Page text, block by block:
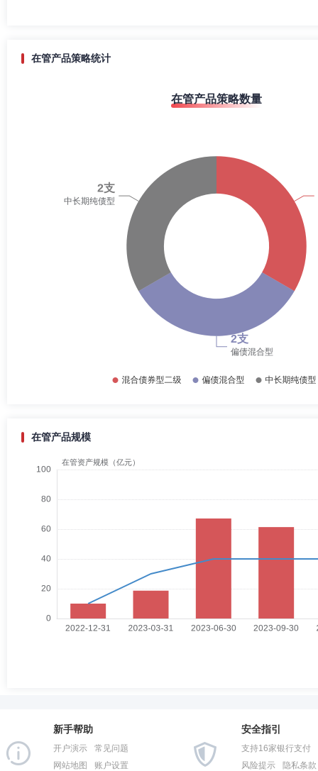
在管产品策略统计
在管产品策略数量
在管产品规模
新手帮助
开户演示
常见问题
网站地图
账户设置
安全指引
支持16家银行支付
风险提示
隐私条款